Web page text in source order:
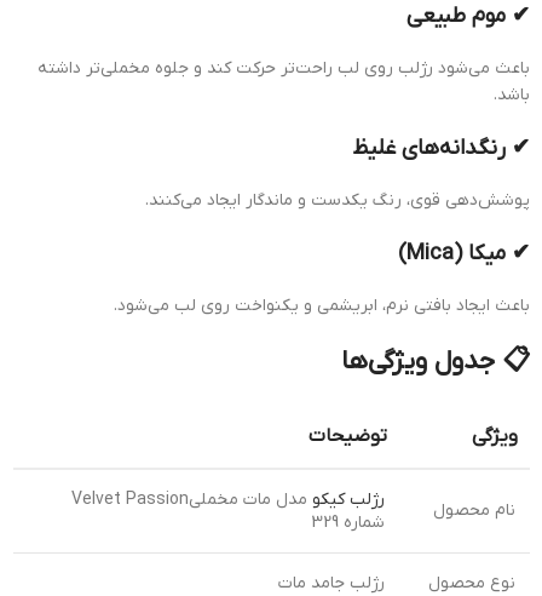
✔ موم طبیعی
باعث می‌شود رژلب روی لب راحت‌تر حرکت کند و جلوه مخملی‌تر داشته
باشد.
✔ رنگدانه‌های غلیظ
پوشش‌دهی قوی، رنگ یکدست و ماندگار ایجاد می‌کنند.
✔ میکا (Mica)
باعث ایجاد بافتی نرم، ابریشمی و یکنواخت روی لب می‌شود.
📋 جدول ویژگی‌ها
ویژگی توضیحات
نام محصول رژلب کیکو
مدل مات مخملیVelvet Passion
شماره 329
نوع محصول رژلب جامد مات